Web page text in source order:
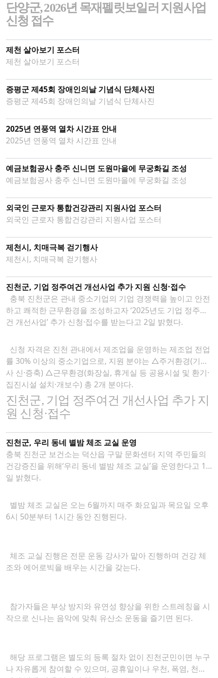
단양군, 2026년 목재펠릿보일러 지원사업
신청 접수
제천 살아보기 포스터
제천 살아보기 포스터
증평군 제45회 장애인의날 기념식 단체사진
증평군 제45회 장애인의날 기념식 단체사진
2025년 연풍역 열차 시간표 안내
2025년 연풍역 열차 시간표 안내
예금보험공사 충주 신니면 도원마을에 무궁화길 조성
예금보험공사 충주 신니면 도원마을에 무궁화길 조성
외국인 근로자 통합건강관리 지원사업 포스터
외국인 근로자 통합건강관리 지원사업 포스터
제천시, 치매극복 걷기행사
제천시, 치매극복 걷기행사
진천군, 기업 정주여건 개선사업 추가 지원 신청·접수
충북 진천군은 관내 중소기업의 기업 경쟁력을 높이고 안전
하고 쾌적한 근무환경을 조성하고자 ‘2025년도 기업 정주여
건 개선사업’ 추가 신청·접수를 받는다고 2일 밝혔다.
신청 자격은 진천 관내에서 제조업을 운영하는 제조업 전업
률 30% 이상의 중소기업으로, 지원 분야는 △주거환경(기숙
사 신·증축) △근무환경(화장실, 휴게실 등 공용시설 및 환기·
집진시설 설치·개보수) 총 2개 분야다.
진천군, 기업 정주여건 개선사업 추가 지
원 신청 ·접수
진천군, 우리 동네 별밤 체조 교실 운영
충북 진천군 보건소는 덕산읍 구말 문화센터 지역 주민들의
건강증진을 위해‘우리 동네 별밤 체조 교실’을 운영한다고 18
일 밝혔다.
별밤 체조 교실은 오는 6월까지 매주 화요일과 목요일 오후
6시 50분부터 1시간 동안 진행된다.
체조 교실 진행은 전문 운동 강사가 맡아 진행하며 건강 체
조와 에어로빅을 배우는 시간을 갖는다.
참가자들은 부상 방지와 유연성 향상을 위한 스트레칭을 시
작으로 신나는 음악에 맞춰 유산소 운동을 즐기면 된다.
해당 프로그램은 별도의 등록 절차 없이 진천군민이면 누구
나 자유롭게 참여할 수 있으며, 공휴일이나 우천, 폭염, 천재